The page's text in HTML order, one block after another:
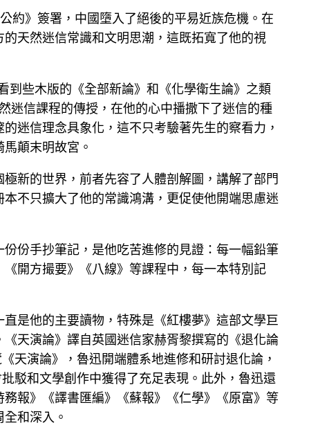
約》簽署，中國墮入了絕後的平易近族危機。在
天然迷信常識和文明思潮，這既拓寬了他的視
到些木版的《全部新論》和《化學衛生論》之類
迷信課程的傳授，在他的心中播撒下了迷信的種
迷信理念具象化，這不只考驗著先生的察看力，
顛末明故宮。
新的世界，前者先容了人體剖解圖，講解了部門
不只擴大了他的常識鴻溝，更促使他開端思慮迷
份手抄筆記，是他吃苦進修的見證：每一幅鉛筆
開方撮要》《八線》等課程中，每一本特別記
是他的主要讀物，特殊是《紅樓夢》這部文學巨
天演論》譯自英國迷信家赫胥黎撰寫的《退化論
天演論》，魯迅開端體系地進修和研討退化論，
駁和文學創作中獲得了充足表現。此外，魯迅還
報》《譯書匯編》《蘇報》《仁學》《原富》等
和深入。